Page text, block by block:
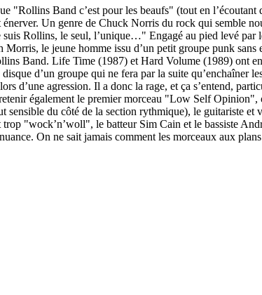
"Rollins Band c’est pour les beaufs" (tout en
Un genre de Chuck Norris du rock qui semble
Rollins, le seul, l’unique…" Engagé au pied levé
le jeune homme issu d’un petit groupe punk
Band. Life Time (1987) et Hard Volume (1989) ont
d’un groupe qui ne fera par la suite
d’une agression. Il a donc la rage, et ça s’entend,
également le premier morceau "Low Self Opinion",
sensible du côté de la section rythmique), le guitariste
"wock’n’woll", le batteur Sim Cain et le bassiste
On ne sait jamais comment les morceaux aux